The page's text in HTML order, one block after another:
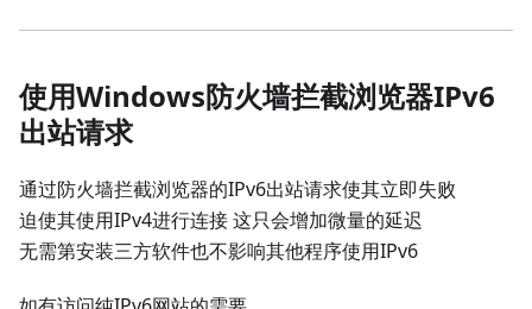
使用Windows防火墙拦截浏览器IPv6
出站请求
通过防火墙拦截浏览器的IPv6出站请求使其立即失败
迫使其使用IPv4进行连接 这只会增加微量的延迟
无需第安装三方软件也不影响其他程序使用IPv6